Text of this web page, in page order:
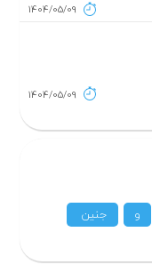
1404/05/09
1404/05/09
و جنین